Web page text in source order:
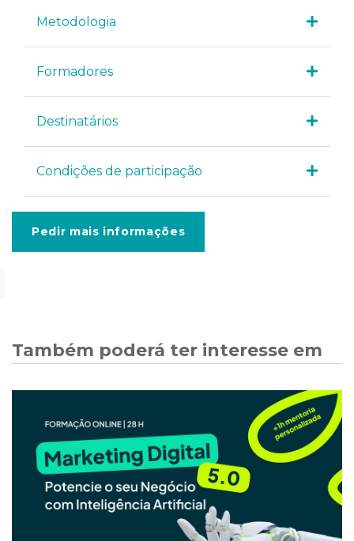
Metodologia
Formadores
Destinatários
Condições de participação
Pedir mais informações
Também poderá ter interesse em